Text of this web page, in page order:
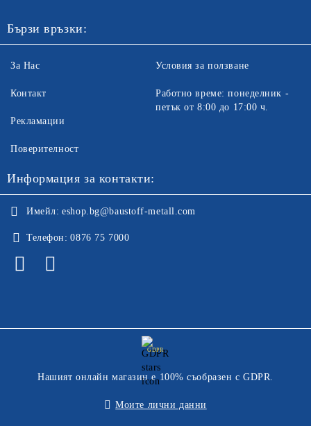
Бързи връзки:
За Нас
Контакт
Рекламации
Поверителност
Условия за ползване
Работно време: понеделник -
петък от 8:00 до 17:00 ч.
Информация за контакти:
Имейл: eshop.bg@baustoff-metall.com
Телефон: 0876 75 7000
GDPR
Нашият онлайн магазин е 100% съобразен с GDPR.
Моите лични данни